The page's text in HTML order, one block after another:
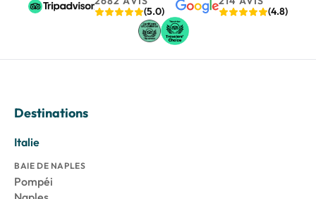
(5.0)
(4.8)
Destinations
Italie
BAIE DE NAPLES
Pompéi